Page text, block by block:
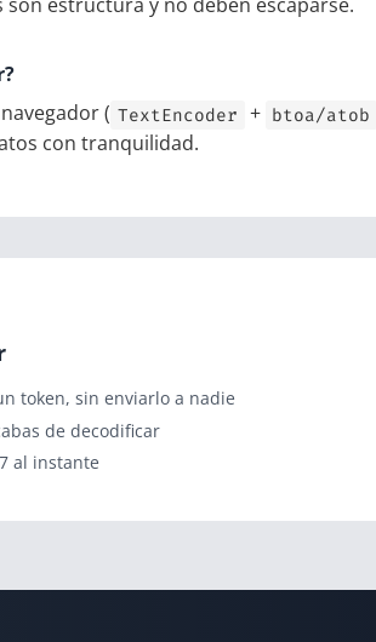
( TextEncoder + btoa/atob
con tranquilidad.
token, sin enviarlo a nadie
de decodificar
al instante